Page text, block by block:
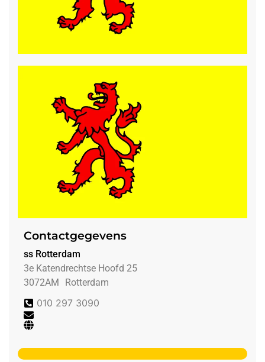
Contactgegevens
ss Rotterdam
3e Katendrechtse Hoofd 25
3072AM
Rotterdam
010 297 3090